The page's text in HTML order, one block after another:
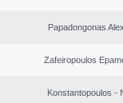
Papadongonas
Zafeiropoulos
Konstantopoulos -